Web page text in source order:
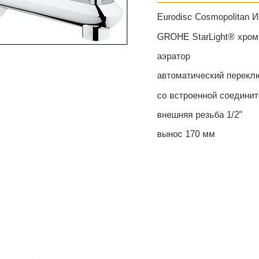
Eurodisc Cosmopolitan
GROHE StarLight®
аэратор
автоматический
со встроенной
внешняя резьба 1/2"
вынос 170 мм